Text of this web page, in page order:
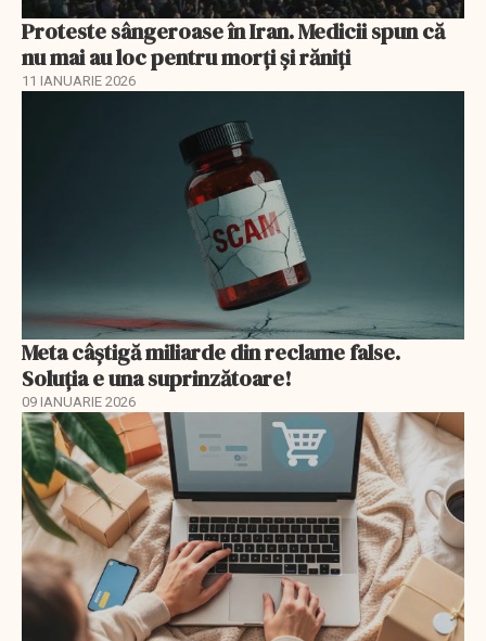
Proteste sângeroase în Iran. Medicii spun că
nu mai au loc pentru morți și răniți
11 IANUARIE 2026
Meta câștigă miliarde din reclame false.
Soluția e una suprinzătoare!
09 IANUARIE 2026